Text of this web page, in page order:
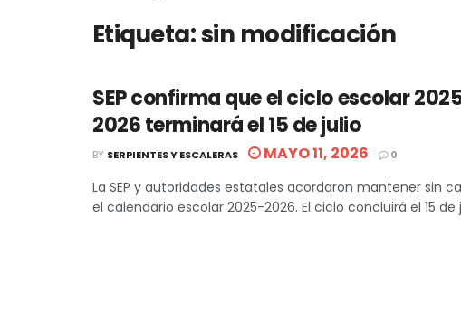
Etiqueta:sin modificación
SEP confirma que el ciclo escolar
2026 terminará el 15 de julio
BY SERPIENTES Y ESCALERAS MAYO 11, 2026 0
La SEP y autoridades estatales acordaron mantener sin
el calendario escolar 2025-2026. El ciclo concluirá el 15 de